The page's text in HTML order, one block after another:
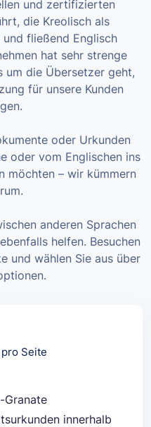
und zertifizierten
die Kreolisch als
fließend Englisch
hat sehr strenge
um die Übersetzer geht,
für unsere Kunden
oder Urkunden
oder vom Englischen ins
möchten – wir kümmern
anderen Sprachen
helfen. Besuchen
und wählen Sie aus über
pro Seite
Granate
innerhalb